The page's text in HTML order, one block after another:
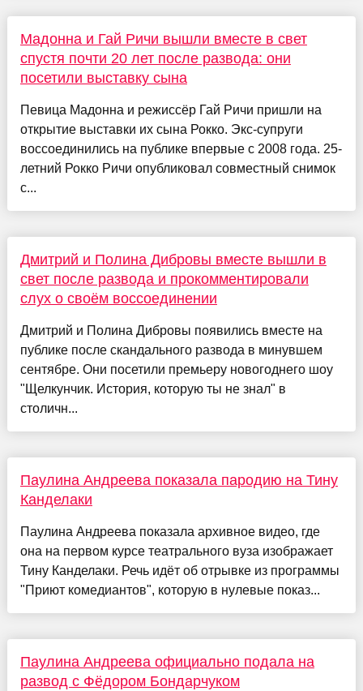
Мадонна и Гай Ричи вышли вместе в свет
спустя почти 20 лет после развода: они
посетили выставку сына
Певица Мадонна и режиссёр Гай Ричи пришли на
открытие выставки их сына Рокко. Экс-супруги
воссоединились на публике впервые с 2008 года. 25-
летний Рокко Ричи опубликовал совместный снимок
с...
Дмитрий и Полина Дибровы вместе вышли в
свет после развода и прокомментировали
слух о своём воссоединении
Дмитрий и Полина Дибровы появились вместе на
публике после скандального развода в минувшем
сентябре. Они посетили премьеру новогоднего шоу
"Щелкунчик. История, которую ты не знал" в
столичн...
Паулина Андреева показала пародию на Тину
Канделаки
Паулина Андреева показала архивное видео, где
она на первом курсе театрального вуза изображает
Тину Канделаки. Речь идёт об отрывке из программы
"Приют комедиантов", которую в нулевые показ...
Паулина Андреева официально подала на
развод с Фёдором Бондарчуком